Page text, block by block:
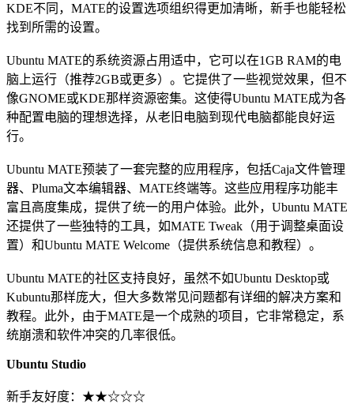
KDE不同，MATE的设置选项组织得更加清晰，新手也能轻松
找到所需的设置。
Ubuntu MATE的系统资源占用适中，它可以在1GB RAM的电
脑上运行（推荐2GB或更多）。它提供了一些视觉效果，但不
像GNOME或KDE那样资源密集。这使得Ubuntu MATE成为各
种配置电脑的理想选择，从老旧电脑到现代电脑都能良好运
行。
Ubuntu MATE预装了一套完整的应用程序，包括Caja文件管理
器、Pluma文本编辑器、MATE终端等。这些应用程序功能丰
富且高度集成，提供了统一的用户体验。此外，Ubuntu MATE
还提供了一些独特的工具，如MATE Tweak（用于调整桌面设
置）和Ubuntu MATE Welcome（提供系统信息和教程）。
Ubuntu MATE的社区支持良好，虽然不如Ubuntu Desktop或
Kubuntu那样庞大，但大多数常见问题都有详细的解决方案和
教程。此外，由于MATE是一个成熟的项目，它非常稳定，系
统崩溃和软件冲突的几率很低。
Ubuntu Studio
新手友好度：★★☆☆☆